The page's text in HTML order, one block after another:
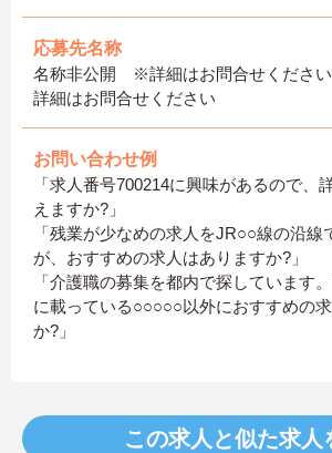
応募先名称
名称非公開 ※詳細はお問合せくださ
詳細はお問合せください
お問い合わせ例
「求人番号700214に興味があるので、
えますか?」
「残業が少なめの求人をJR○○線の沿線
が、おすすめの求人はありますか?」
「介護職の募集を都内で探しています
に載っている○○○○○以外におすすめの
か?」
この求人と似た求人